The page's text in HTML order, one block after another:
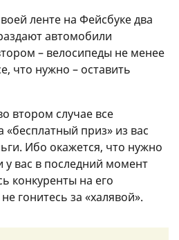
ленте на Фейсбуке два
автомобили
– велосипеды не менее
что нужно – оставить
втором случае все
«бесплатный приз» из вас
Ибо окажется, что нужно
у вас в последний момент
конкуренты на его
гонитесь за «халявой».